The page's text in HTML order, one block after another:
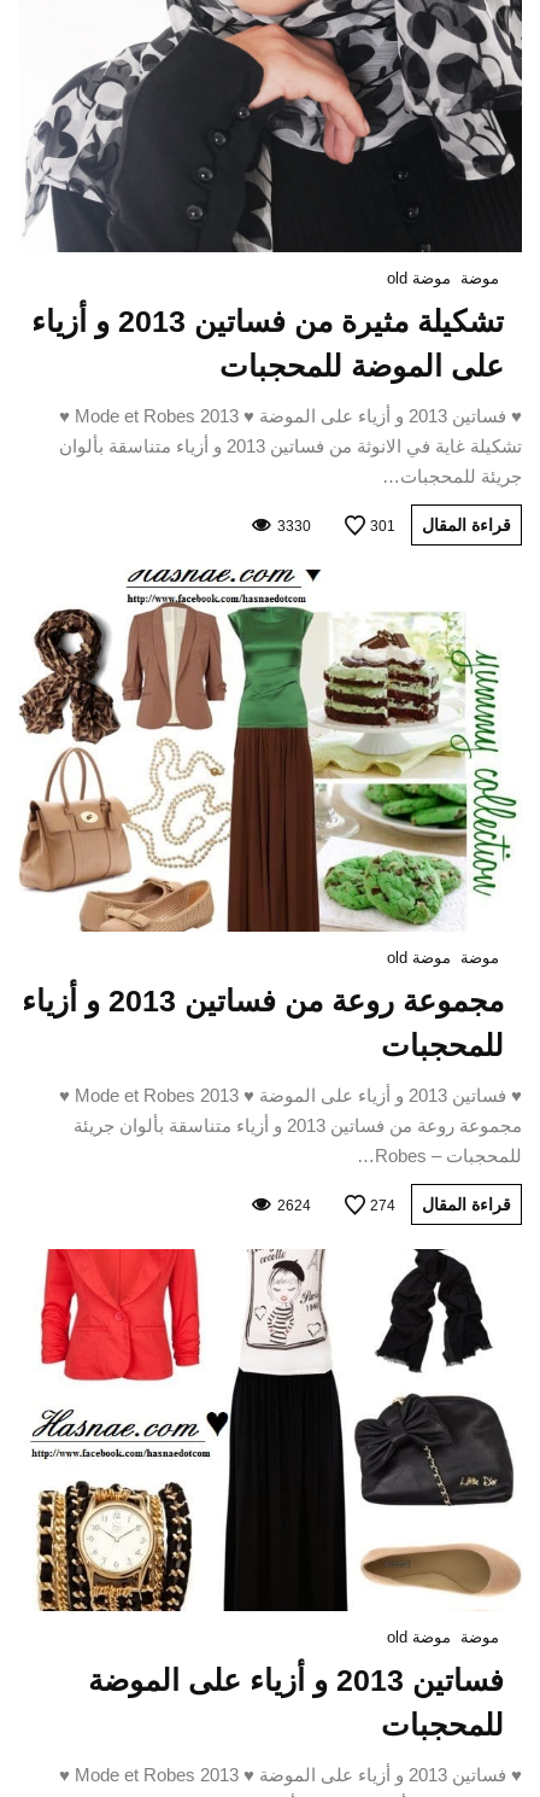
موضة موضة old
تشكيلة مثيرة من فساتين 2013 و أزياء
على الموضة للمحجبات
♥ فساتين 2013 و أزياء على الموضة ♥ Mode et Robes 2013 ♥
تشكيلة غاية في الانوثة من فساتين 2013 و أزياء متناسقة بألوان
جريئة للمحجبات…
قراءة المقال 301
3330
موضة موضة old
مجموعة روعة من فساتين 2013 و أزياء
للمحجبات
♥ فساتين 2013 و أزياء على الموضة ♥ Mode et Robes 2013 ♥
مجموعة روعة من فساتين 2013 و أزياء متناسقة بألوان جريئة
للمحجبات – Robes…
قراءة المقال 274
2624
موضة موضة old
فساتين 2013 و أزياء على الموضة
للمحجبات
♥ فساتين 2013 و أزياء على الموضة ♥ Mode et Robes 2013 ♥